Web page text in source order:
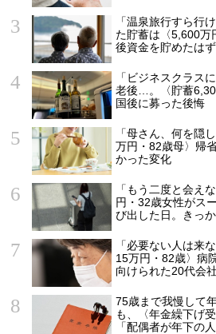
「温泉旅行すら行
た貯蓄は〈5,600万
後資金を貯めたは
「ビジネスクラス
老後…。〈貯蓄
国後に募った後悔
「母さん、何を隠
万円・82歳母〉帰
かった変化
「もう二度と会え
円・32歳女性がス
び出した日。きっ
「必要ない人は来
15万円・82歳〉病
向けられた20代会
75歳まで我慢して
も、〈年金繰下げ
「配偶者が年下の